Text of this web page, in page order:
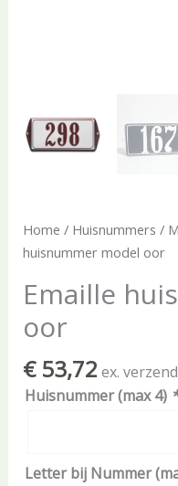
Home / Huisnummers /
huisnummer model oor
Emaille
oor
€53,72 ex.
Huisnummer (max 4) *
Letter bij Nummer